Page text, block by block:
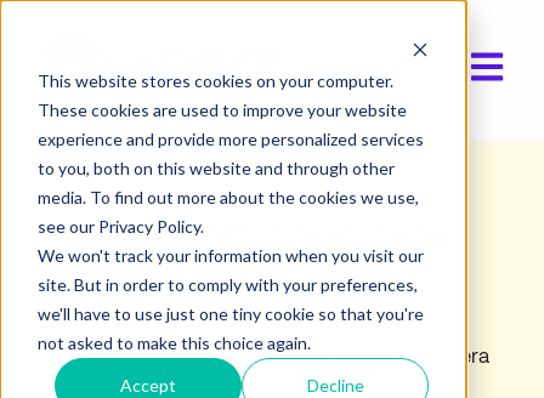
This website stores cookies on your computer.
These cookies are used to improve your website
experience and provide more personalized services
to you, both on this website and through other
media. To find out more about the cookies we use,
see our Privacy Policy.
We won't track your information when you visit our
site. But in order to comply with your preferences,
we'll have to use just one tiny cookie so that you're
not asked to make this choice again.
Accept Decline
Ouvrir
Afficher le
Merci de nous avoir
contactés !
Un de nos experts en paiement vous contactera
bientôt.